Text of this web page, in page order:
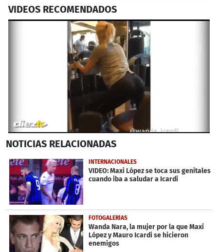
VIDEOS RECOMENDADOS
seconds
25
seconds
NOTICIAS RELACIONADAS
INTERNACIONALES
VIDEO: Maxi López se toca sus genitales
cuando iba a saludar a Icardi
FOTOGALERÍAS
Wanda Nara, la mujer por la que Maxi
López y Mauro Icardi se hicieron
enemigos